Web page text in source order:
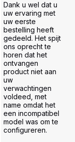
Dank u wel dat u
uw ervaring met
uw eerste
bestelling heeft
gedeeld. Het spijt
ons oprecht te
horen dat het
ontvangen
product niet aan
uw
verwachtingen
voldeed, met
name omdat het
een incompatibel
model was om te
configureren.